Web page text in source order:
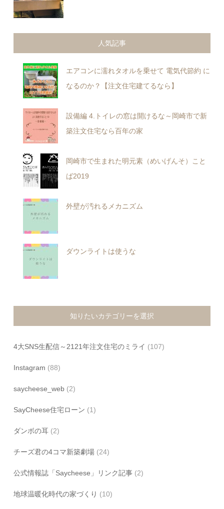
人気記事
エアコンに濡れタオルを乗せて 電気代節約 に
なるのか？【注文住宅建てるなら】
設備編 4.トイレの窓は開けるな～岡崎市で新
築注文住宅なら百年の家
岡崎市で生まれた明元素（めいげんそ）こと
ば2019
外壁が汚れるメカニズム
ダウンライトは使うな
知りたいカテゴリーを選択
4大SNS生配信～2121年注文住宅のミライ (107)
Instagram (88)
saycheese_web (2)
SayCheese住宅ローン (1)
ダンボの耳 (2)
チーズ君の4コマ新築劇場 (24)
公式情報誌「Saycheese」リンク記事 (2)
地球温暖化時代の家づくり (10)